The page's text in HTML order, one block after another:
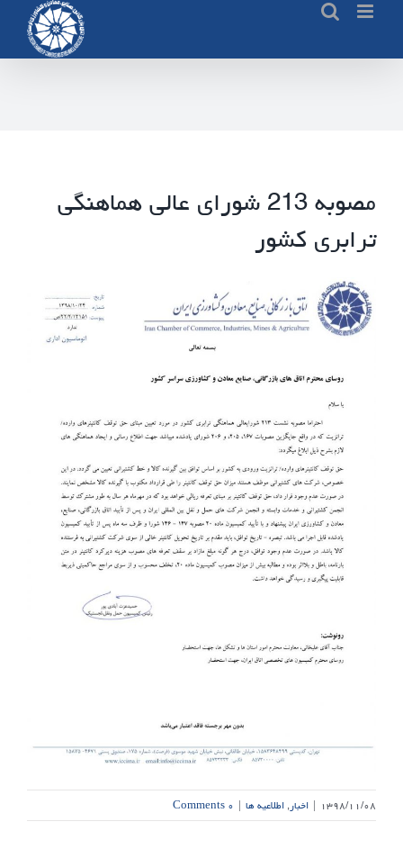
content
مصوبه 213 شورای عالی هماهنگی
ترابری کشور
۱۳۹۸/۱۱/۰۸ | اخبار,اطلاعیه ها | ۰ Comments